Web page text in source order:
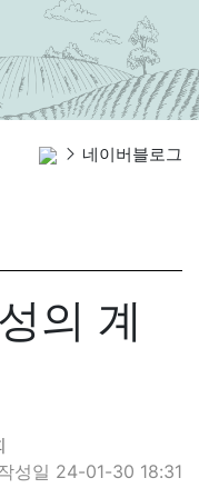
네이버블로그
의 계
성일 24-01-30 18:31